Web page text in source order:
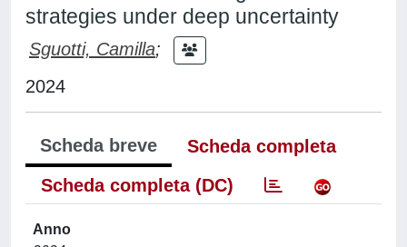
strategies under deep uncertainty
Sguotti, Camilla;
2024
Scheda breve
Scheda completa
Scheda completa (DC)
Anno